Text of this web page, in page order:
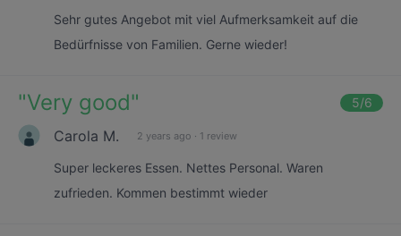
Sehr gutes Angebot mit viel Aufmerksamkeit auf die
Bedürfnisse von Familien. Gerne wieder!
"Very good" 5/6
Carola M. 2 years ago · 1 review
Super leckeres Essen. Nettes Personal. Waren
zufrieden. Kommen bestimmt wieder